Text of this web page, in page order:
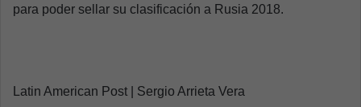
para poder sellar su clasificación a Rusia 2018.
Latin American Post | Sergio Arrieta Vera